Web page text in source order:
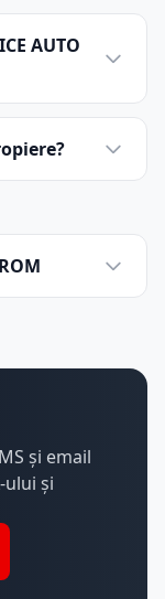
AUTO
și email
ului și